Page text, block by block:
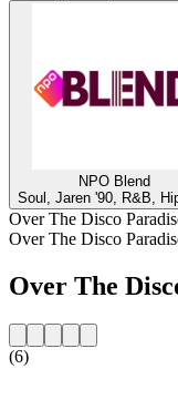
NPO Blend
Soul, Jaren '90, R&B,
Over The Disco
Over The Disco
Over The
(6)